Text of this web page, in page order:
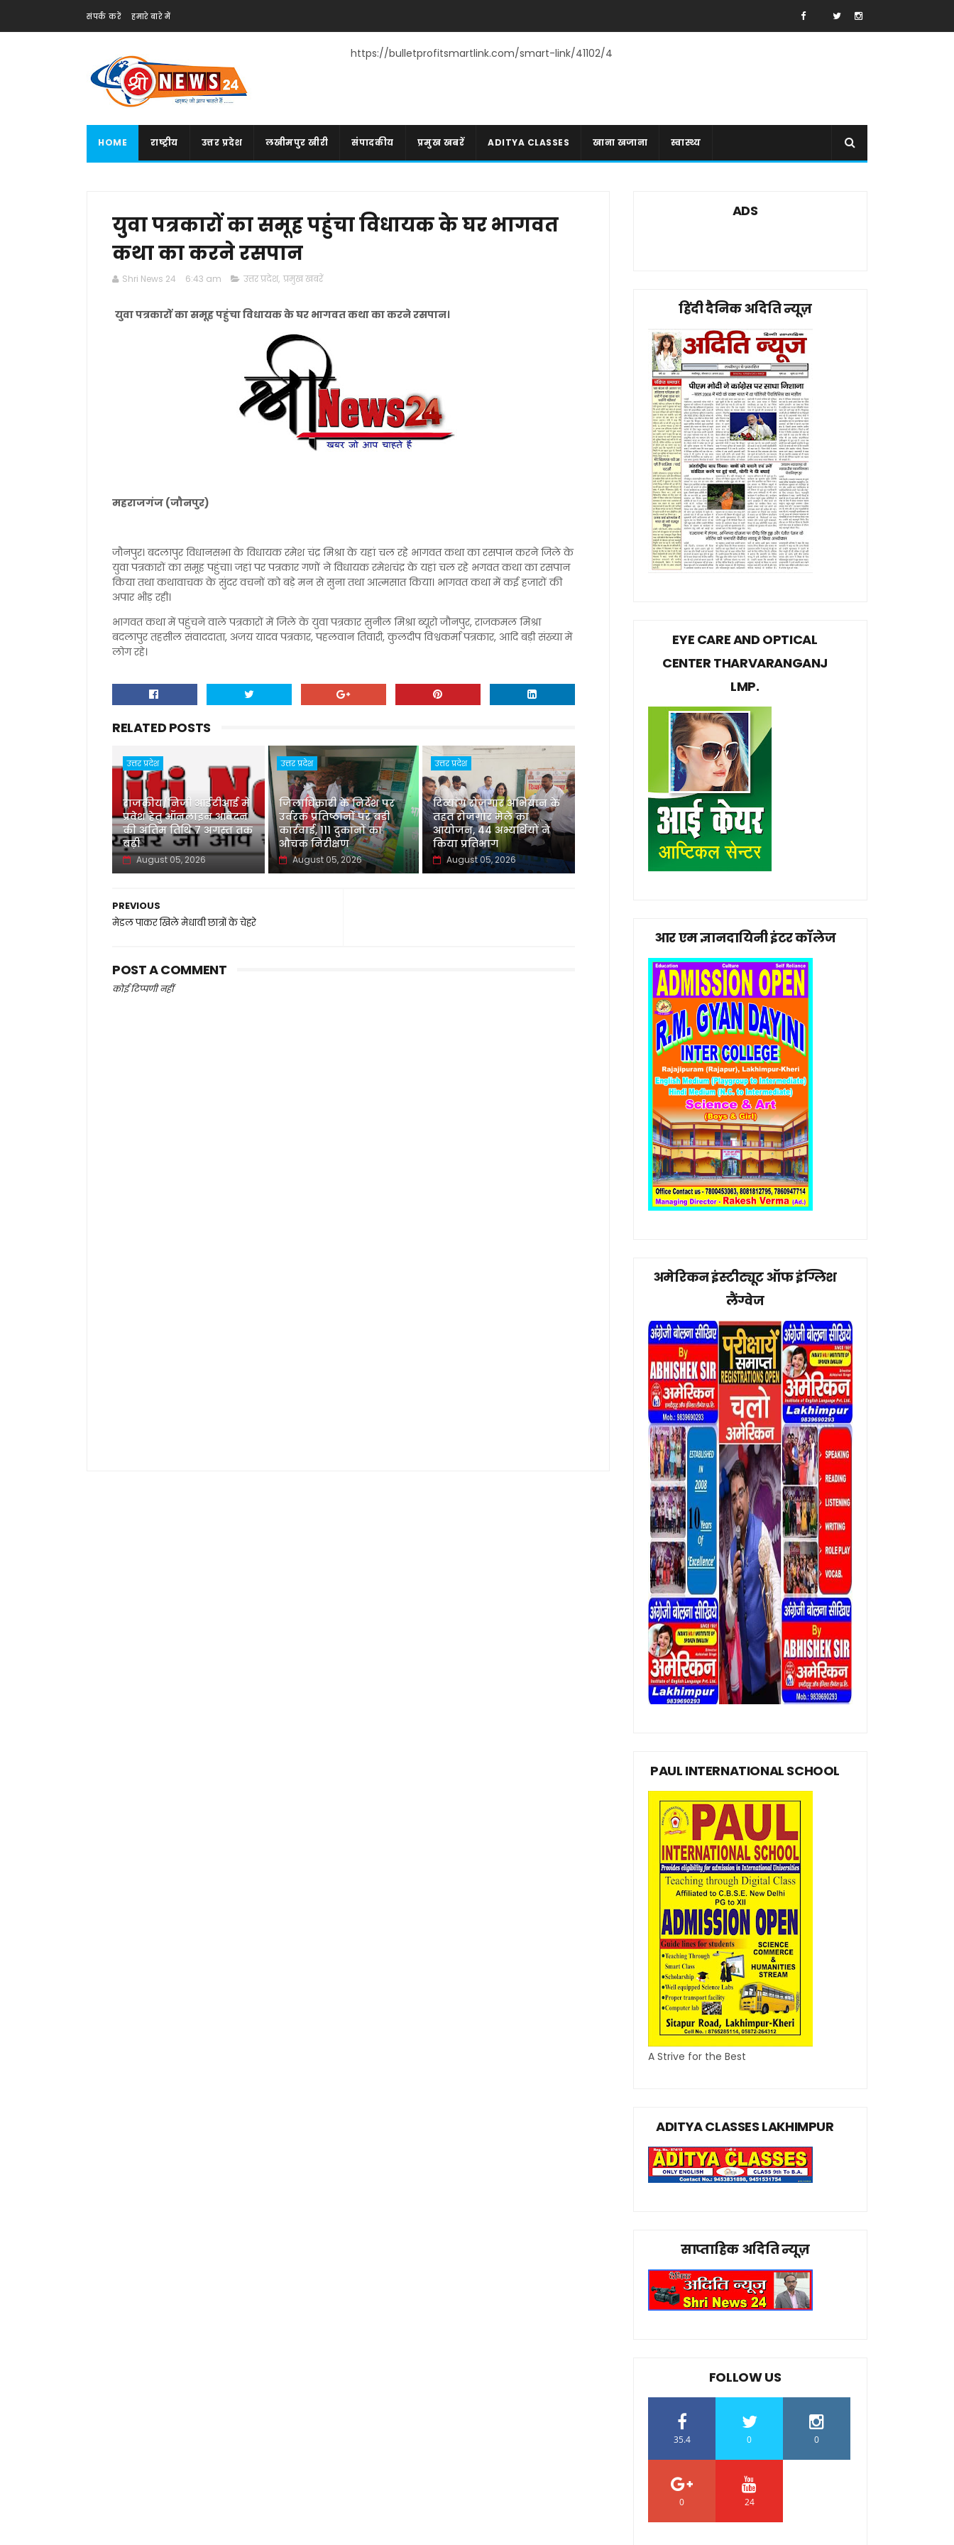
संपर्क करें हमारे बारे में
https://bulletprofitsmartlink.com/smart-link/41102/4
HOME राष्ट्रीय उत्तर प्रदेश लखीमपुर खीरी संपादकीय प्रमुख खबरें ADITYA CLASSES खाना खजाना स्वास्थ्य
युवा पत्रकारों का समूह पहुंचा विधायक के घर भागवत
कथा का करने रसपान
Shri News 24 6:43 am उत्तर प्रदेश, प्रमुख खबरें
युवा पत्रकारों का समूह पहुंचा विधायक के घर भागवत कथा का करने रसपान।
महराजगंज (जौनपुर)
जौनपुर। बदलापुर विधानसभा के विधायक रमेश चंद्र मिश्रा के यहां चल रहे भागवत कथा का रसपान करने जिले के
युवा पत्रकारों का समूह पहुंचा। जहां पर पत्रकार गणों ने विधायक रमेशचंद्र के यहां चल रहे भगवत कथा का रसपान
किया तथा कथावाचक के सुंदर वचनों को बड़े मन से सुना तथा आत्मसात किया। भागवत कथा में कई हजारों की
अपार भीड़ रही।
भागवत कथा में पहुंचने वाले पत्रकारों में जिले के युवा पत्रकार सुनील मिश्रा ब्यूरो जौनपुर, राजकमल मिश्रा
बदलापुर तहसील संवाददाता, अजय यादव पत्रकार, पहलवान तिवारी, कुलदीप विश्वकर्मा पत्रकार, आदि बड़ी संख्या में
लोग रहे।
RELATED POSTS
उत्तर प्रदेश
राजकीय/निजी आईटीआई में
प्रवेश हेतु ऑनलाइन आवेदन
की अंतिम तिथि 7 अगस्त तक
बढ़ी
August 05, 2026
उत्तर प्रदेश
जिलाधिकारी के निर्देश पर
उर्वरक प्रतिष्ठानों पर बड़ी
कार्रवाई, 111 दुकानों का
औचक निरीक्षण
August 05, 2026
उत्तर प्रदेश
दिव्यांग रोजगार अभियान के
तहत रोजगार मेले का
आयोजन, 44 अभ्यर्थियों ने
किया प्रतिभाग
August 05, 2026
PREVIOUS
मेडल पाकर खिले मेधावी छात्रों के चेहरे
POST A COMMENT
कोई टिप्पणी नहीं
ADS
हिंदी दैनिक अदिति न्यूज़
EYE CARE AND OPTICAL
CENTER THARVARANGANJ
LMP.
आर एम ज्ञानदायिनी इंटर कॉलेज
अमेरिकन इंस्टीट्यूट ऑफ इंग्लिश
लैंग्वेज
PAUL INTERNATIONAL SCHOOL
A Strive for the Best
ADITYA CLASSES LAKHIMPUR
साप्ताहिक अदिति न्यूज़
FOLLOW US
35.4 0 0
0 24